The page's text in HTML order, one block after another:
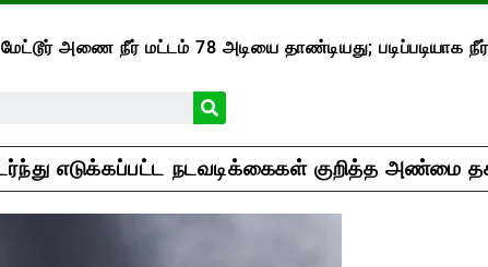
அணை நீர் மட்டம் 78 அடியை தாண்டியது; படிப்படியாக நீர் வரத்து
எடுக்கப்பட்ட நடவடிக்கைகள் குறித்த அண்மை